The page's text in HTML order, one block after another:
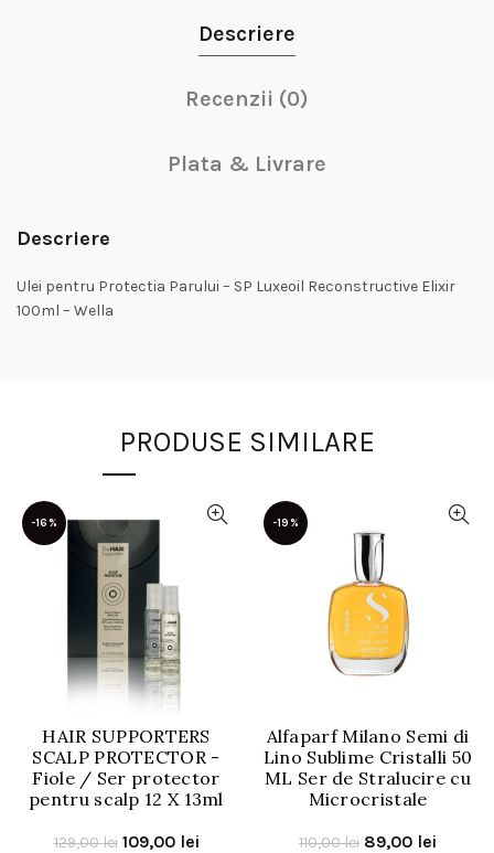
Descriere
Recenzii (0)
Plata & Livrare
Descriere
Ulei pentru Protectia Parului – SP Luxeoil Reconstructive Elixir
100ml – Wella
PRODUSE SIMILARE
-16%
HAIR SUPPORTERS
SCALP PROTECTOR -
Fiole / Ser protector
pentru scalp 12 X 13ml
129,00lei Prețul
109,00 leiPrețul
-19%
Alfaparf Milano Semi di
Lino Sublime Cristalli 50
ML Ser de Stralucire cu
Microcristale
110,00lei Prețul
89,00 lei